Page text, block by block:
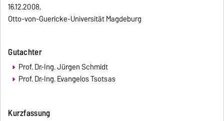
16.12.2008,
Otto-von-Guericke-Universität Magdeburg
Gutachter
Prof. Dr.-Ing. Jürgen Schmidt
Prof. Dr.-Ing. Evangelos Tsotsas
Kurzfassung